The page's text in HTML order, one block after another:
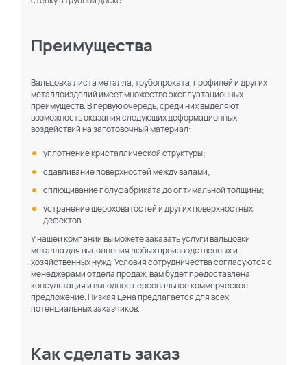
Преимущества
Вальцовка листа металла, трубопроката, профилей и других
металлоизделий имеет множество эксплуатационных
преимуществ. В первую очередь, среди них выделяют
возможность оказания следующих деформационных
воздействий на заготовочный материал:
уплотнение кристаллической структуры;
сдавливание поверхностей между валами;
сплющивание полуфабриката до оптимальной толщины;
устранение шероховатостей и других поверхностных
дефектов.
У нашей компании вы можете заказать услуги вальцовки
металла для выполнения любых производственных и
хозяйственных нужд. Условия сотрудничества согласуются с
менеджерами отдела продаж, вам будет предоставлена
консультация и выгодное персональное коммерческое
предложение. Низкая цена предлагается для всех
потенциальных заказчиков.
Как сделать заказ
По каталогу